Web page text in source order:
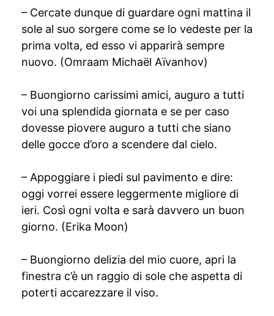
– Cercate dunque di guardare ogni mattina il
sole al suo sorgere come se lo vedeste per la
prima volta, ed esso vi apparirà sempre
nuovo. (Omraam Michaël Aïvanhov)
– Buongiorno carissimi amici, auguro a tutti
voi una splendida giornata e se per caso
dovesse piovere auguro a tutti che siano
delle gocce d’oro a scendere dal cielo.
– Appoggiare i piedi sul pavimento e dire:
oggi vorrei essere leggermente migliore di
ieri. Così ogni volta e sarà davvero un buon
giorno. (Erika Moon)
– Buongiorno delizia del mio cuore, apri la
finestra c’è un raggio di sole che aspetta di
poterti accarezzare il viso.